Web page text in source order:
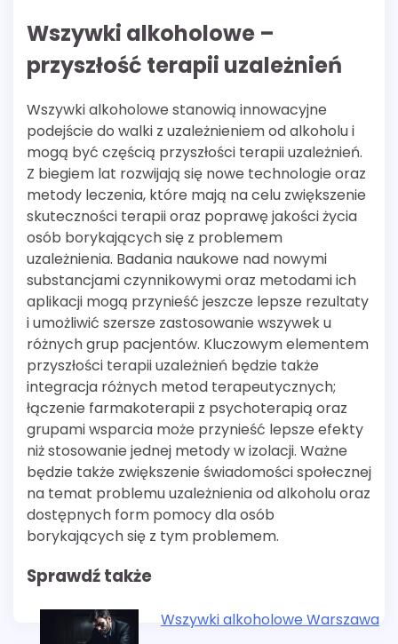
Wszywki alkoholowe –
przyszłość terapii uzależnień
Wszywki alkoholowe stanowią innowacyjne
podejście do walki z uzależnieniem od alkoholu i
mogą być częścią przyszłości terapii uzależnień.
Z biegiem lat rozwijają się nowe technologie oraz
metody leczenia, które mają na celu zwiększenie
skuteczności terapii oraz poprawę jakości życia
osób borykających się z problemem
uzależnienia. Badania naukowe nad nowymi
substancjami czynnikowymi oraz metodami ich
aplikacji mogą przynieść jeszcze lepsze rezultaty
i umożliwić szersze zastosowanie wszywek u
różnych grup pacjentów. Kluczowym elementem
przyszłości terapii uzależnień będzie także
integracja różnych metod terapeutycznych;
łączenie farmakoterapii z psychoterapią oraz
grupami wsparcia może przynieść lepsze efekty
niż stosowanie jednej metody w izolacji. Ważne
będzie także zwiększenie świadomości społecznej
na temat problemu uzależnienia od alkoholu oraz
dostępnych form pomocy dla osób
borykających się z tym problemem.
Sprawdź także
Wszywki alkoholowe Warszawa